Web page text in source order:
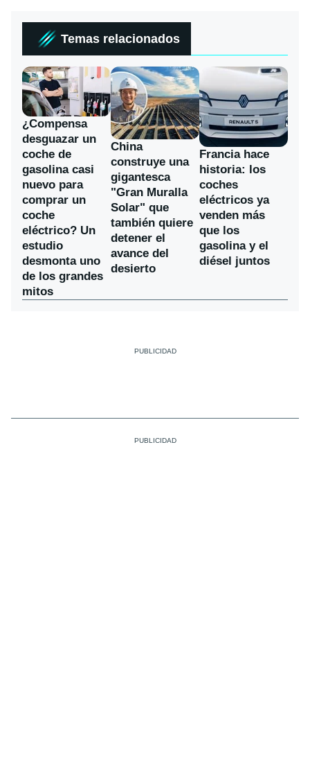
Temas relacionados
¿Compensa
desguazar un
coche de
gasolina casi
nuevo para
comprar un
coche
eléctrico? Un
estudio
desmonta uno
de los grandes
mitos
China
construye una
gigantesca
"Gran Muralla
Solar" que
también quiere
detener el
avance del
desierto
Francia hace
historia: los
coches
eléctricos ya
venden más
que los
gasolina y el
diésel juntos